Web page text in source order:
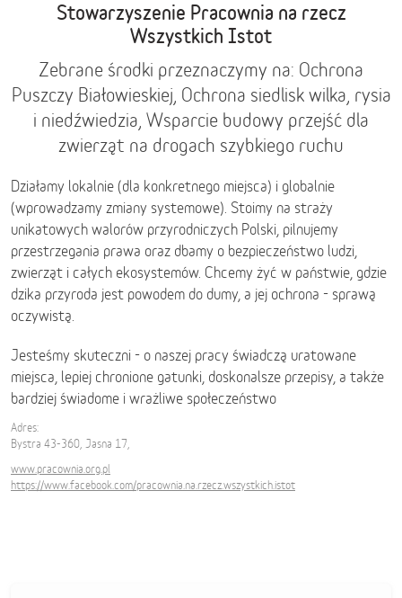
Stowarzyszenie Pracownia na rzecz
Wszystkich Istot
Zebrane środki przeznaczymy na: Ochrona
Puszczy Białowieskiej, Ochrona siedlisk wilka, rysia
i niedźwiedzia, Wsparcie budowy przejść dla
zwierząt na drogach szybkiego ruchu
Działamy lokalnie (dla konkretnego miejsca) i globalnie
(wprowadzamy zmiany systemowe). Stoimy na straży
unikatowych walorów przyrodniczych Polski, pilnujemy
przestrzegania prawa oraz dbamy o bezpieczeństwo ludzi,
zwierząt i całych ekosystemów. Chcemy żyć w państwie, gdzie
dzika przyroda jest powodem do dumy, a jej ochrona - sprawą
oczywistą.
Jesteśmy skuteczni - o naszej pracy świadczą uratowane
miejsca, lepiej chronione gatunki, doskonalsze przepisy, a także
bardziej świadome i wrażliwe społeczeństwo
Adres:
Bystra 43-360, Jasna 17,
www.pracownia.org.pl
https://www.facebook.com/pracownia.na.rzecz.wszystkich.istot